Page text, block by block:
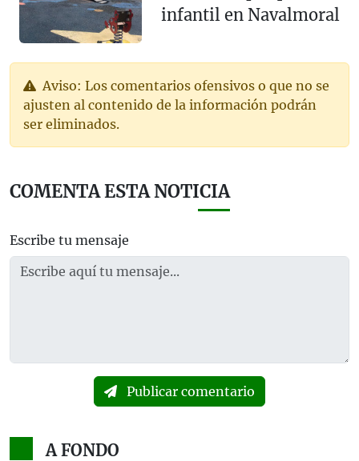
infantil en Navalmoral
Aviso: Los comentarios ofensivos o que no se
ajusten al contenido de la información podrán
ser eliminados.
COMENTA ESTA NOTICIA
Escribe tu mensaje
Publicar comentario
A FONDO